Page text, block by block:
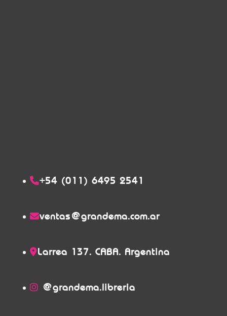
+54 (011) 6495 2541
ventas@grandema.com.ar
Larrea 137. CABA. Argentina
@grandema.libreria